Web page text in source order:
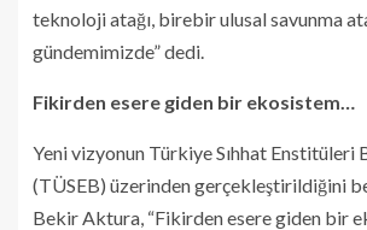
teknoloji atağı, birebir ulusal savunma
gündemimizde” dedi.
Fikirden esere giden bir ekosistem…
Yeni vizyonun Türkiye Sıhhat Enstitüleri
(TÜSEB) üzerinden gerçekleştirildiğini
Bekir Aktura, “Fikirden esere giden bir